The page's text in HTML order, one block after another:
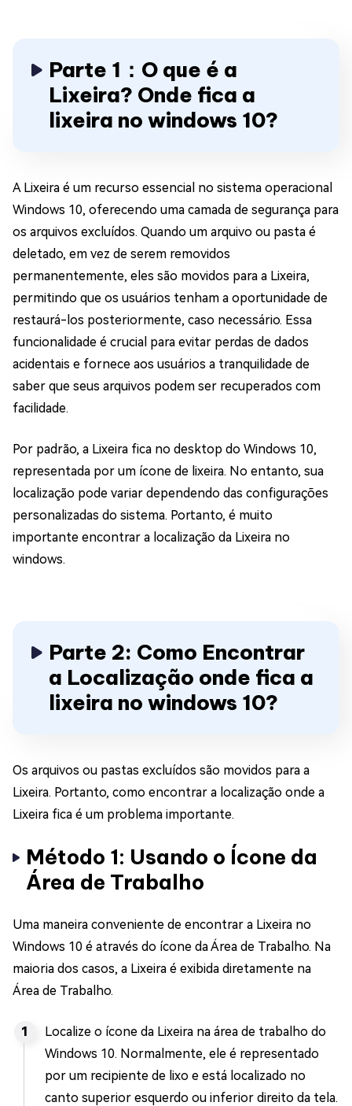
Parte 1：O que é a
Lixeira? Onde fica a
lixeira no windows 10?
A Lixeira é um recurso essencial no sistema operacional
Windows 10, oferecendo uma camada de segurança para
os arquivos excluídos. Quando um arquivo ou pasta é
deletado, em vez de serem removidos
permanentemente, eles são movidos para a Lixeira,
permitindo que os usuários tenham a oportunidade de
restaurá-los posteriormente, caso necessário. Essa
funcionalidade é crucial para evitar perdas de dados
acidentais e fornece aos usuários a tranquilidade de
saber que seus arquivos podem ser recuperados com
facilidade.
Por padrão, a Lixeira fica no desktop do Windows 10,
representada por um ícone de lixeira. No entanto, sua
localização pode variar dependendo das configurações
personalizadas do sistema. Portanto, é muito
importante encontrar a localização da Lixeira no
windows.
Parte 2: Como Encontrar
a Localização onde fica a
lixeira no windows 10?
Os arquivos ou pastas excluídos são movidos para a
Lixeira. Portanto, como encontrar a localização onde a
Lixeira fica é um problema importante.
Método 1: Usando o Ícone da
Área de Trabalho
Uma maneira conveniente de encontrar a Lixeira no
Windows 10 é através do ícone da Área de Trabalho. Na
maioria dos casos, a Lixeira é exibida diretamente na
Área de Trabalho.
Localize o ícone da Lixeira na área de trabalho do
Windows 10. Normalmente, ele é representado
por um recipiente de lixo e está localizado no
canto superior esquerdo ou inferior direito da tela.